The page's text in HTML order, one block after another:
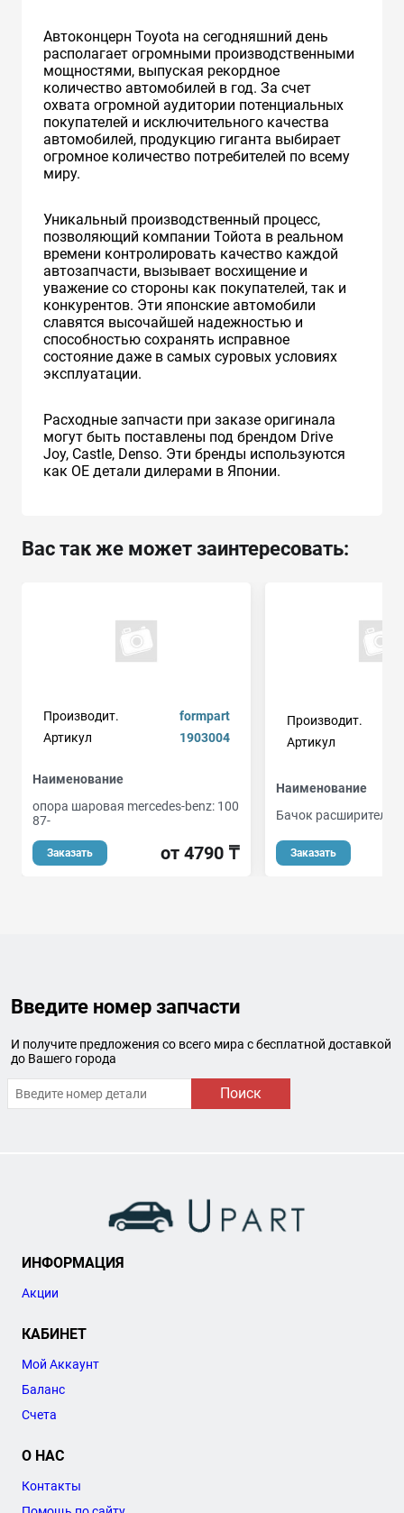
Автоконцерн Toyota на сегодняшний день
располагает огромными производственными
мощностями, выпуская рекордное
количество автомобилей в год. За счет
охвата огромной аудитории потенциальных
покупателей и исключительного качества
автомобилей, продукцию гиганта выбирает
огромное количество потребителей по всему
миру.
Уникальный производственный процесс,
позволяющий компании Тойота в реальном
времени контролировать качество каждой
автозапчасти, вызывает восхищение и
уважение со стороны как покупателей, так и
конкурентов. Эти японские автомобили
славятся высочайшей надежностью и
способностью сохранять исправное
состояние даже в самых суровых условиях
эксплуатации.
Расходные запчасти при заказе оригинала
могут быть поставлены под брендом Drive
Joy, Castle, Denso. Эти бренды используются
как ОЕ детали дилерами в Японии.
Вас так же может заинтересовать:
Производит.
formpart
Артикул
1903004
Наименование
опора шаровая mercedes-benz: 100
87-
Заказать от 4790 ₸
Производит.
Артикул
Наименование
Бачок
Заказать
Введите номер запчасти
И получите предложения со всего мира с бесплатной доставкой
до Вашего города
Поиск
ИНФОРМАЦИЯ
Акции
КАБИНЕТ
Мой Аккаунт
Баланс
Счета
О НАС
Контакты